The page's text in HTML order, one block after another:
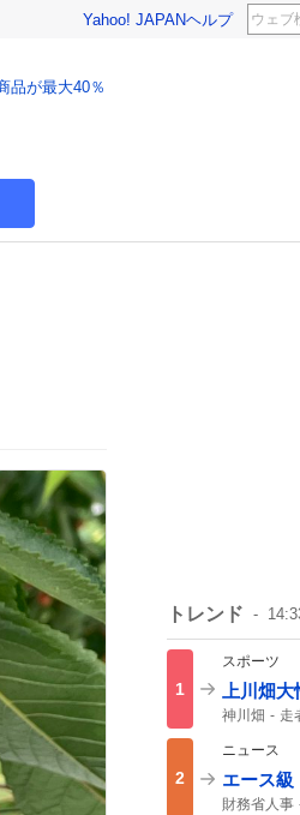
Yahoo! JAPANヘルプ
品が最大40％
トレンド
1
スポーツ
上川畑大
神川畑 走
2
ニュース
エース級
財務省人事